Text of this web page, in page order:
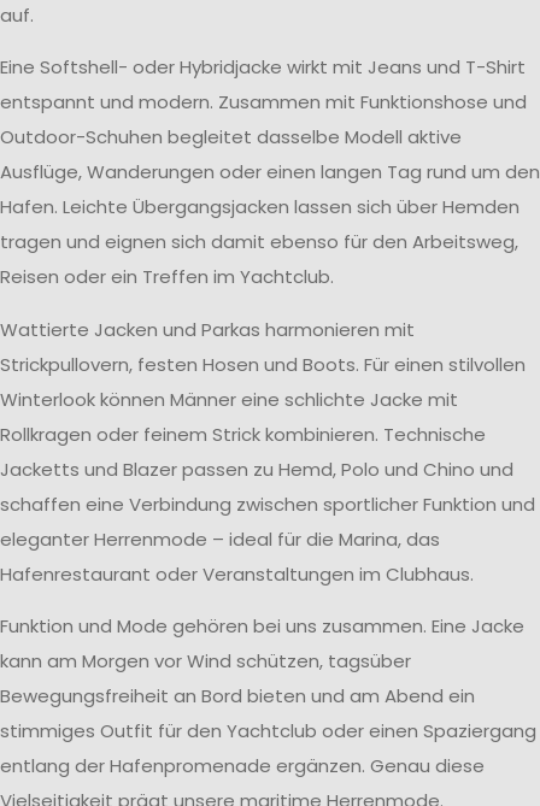
auf.
Eine Softshell- oder Hybridjacke wirkt mit Jeans und T-Shirt
entspannt und modern. Zusammen mit Funktionshose und
Outdoor-Schuhen begleitet dasselbe Modell aktive
Ausflüge, Wanderungen oder einen langen Tag rund um den
Hafen. Leichte Übergangsjacken lassen sich über Hemden
tragen und eignen sich damit ebenso für den Arbeitsweg,
Reisen oder ein Treffen im Yachtclub.
Wattierte Jacken und Parkas harmonieren mit
Strickpullovern, festen Hosen und Boots. Für einen stilvollen
Winterlook können Männer eine schlichte Jacke mit
Rollkragen oder feinem Strick kombinieren. Technische
Jacketts und Blazer passen zu Hemd, Polo und Chino und
schaffen eine Verbindung zwischen sportlicher Funktion und
eleganter Herrenmode – ideal für die Marina, das
Hafenrestaurant oder Veranstaltungen im Clubhaus.
Funktion und Mode gehören bei uns zusammen. Eine Jacke
kann am Morgen vor Wind schützen, tagsüber
Bewegungsfreiheit an Bord bieten und am Abend ein
stimmiges Outfit für den Yachtclub oder einen Spaziergang
entlang der Hafenpromenade ergänzen. Genau diese
Vielseitigkeit prägt unsere maritime Herrenmode.